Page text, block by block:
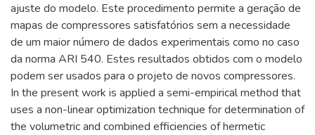
ajuste do modelo. Este procedimento permite a geração de
mapas de compressores satisfatórios sem a necessidade
de um maior número de dados experimentais como no caso
da norma ARI 540. Estes resultados obtidos com o modelo
podem ser usados para o projeto de novos compressores.
In the present work is applied a semi-empirical method that
uses a non-linear optimization technique for determination of
the volumetric and combined efficiencies of hermetic